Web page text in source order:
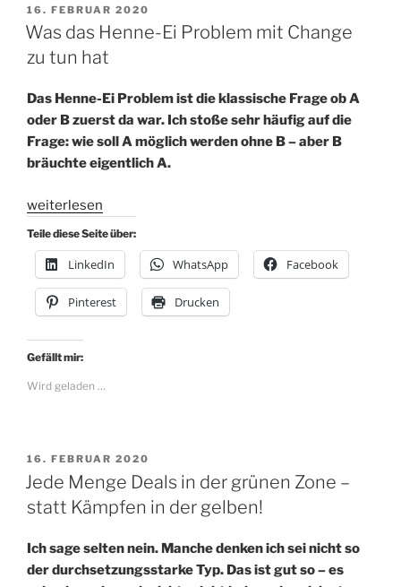
VERÖFFENTLICHT
AM
16. FEBRUAR 2020
Was das Henne-Ei Problem mit Change
zu tun hat
Das Henne-Ei Problem ist die klassische Frage ob A
oder B zuerst da war. Ich stoße sehr häufig auf die
Frage: wie soll A möglich werden ohne B – aber B
bräuchte eigentlich A.
„Was
das
Henne-
Problem
mit
zu
weiterlesen
Teile diese Seite über:
LinkedIn WhatsApp Facebook
Pinterest Drucken
Gefällt mir:
Wird geladen …
VERÖFFENTLICHT
AM
16. FEBRUAR 2020
Jede Menge Deals in der grünen Zone –
statt Kämpfen in der gelben!
Ich sage selten nein. Manche denken ich sei nicht so
der durchsetzungsstarke Typ. Das ist gut so – es